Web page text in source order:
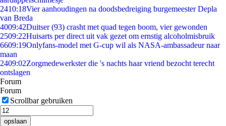
2410:18Vier aanhoudingen na doodsbedreiging burgemeester Depla
van Breda
4009:42Duitser (93) crasht met quad tegen boom, vier gewonden
2509:22Huisarts per direct uit vak gezet om ernstig alcoholmisbruik
6609:19Onlyfans-model met G-cup wil als NASA-ambassadeur naar
maan
2409:02Zorgmedewerkster die 's nachts haar vriend bezocht terecht
ontslagen
Forum
Forum
Scrollbar gebruiken
opslaan